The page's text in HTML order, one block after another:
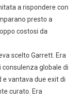
a rispondere con
presto a
costosi da
scelto Garrett. Era
globale di
e vantava due exit di
curato. Era